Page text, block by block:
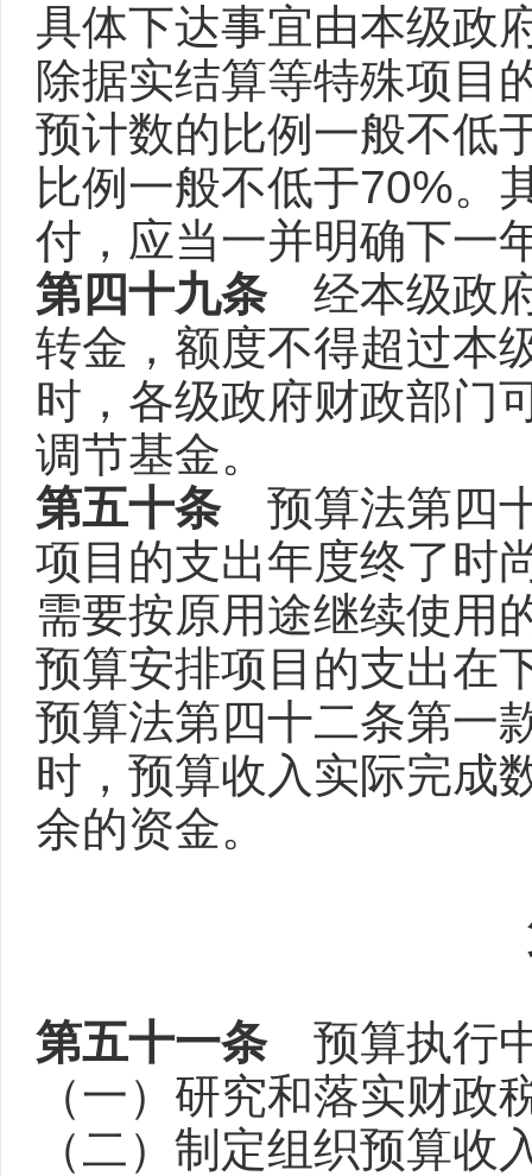
具体下达事宜由本级政
除据实结算等特殊项目
预计数的比例一般不低
比例一般不低于70%。
付，应当一并明确下一
第四十九条经本级政府
转金，额度不得超过本
时，各级政府财政部门
调节基金。
第五十条预算法第四十
项目的支出年度终了时
需要按原用途继续使用
预算安排项目的支出在
预算法第四十二条第一
时，预算收入实际完成
余的资金。
第五十一条预算执行中
（一）研究和落实财
（二）制定组织预算